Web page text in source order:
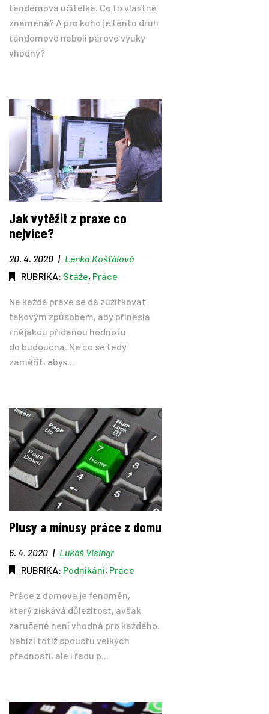
tandemová učitelka. Co to vlastně
znamená? A pro koho je tento druh
tandemové neboli párové výuky
vhodný?
Jak vytěžit z praxe co
nejvíce?
20. 4. 2020 | Lenka Košťálová
RUBRIKA: Stáže, Práce
Ne každá praxe se dá zužitkovat
takovým způsobem, aby přinesla
i nějakou přidanou hodnotu
do budoucna. Na co se tedy
zaměřit, abys...
Plusy a minusy práce z domu
6. 4. 2020 | Lukáš Visingr
RUBRIKA: Podnikání, Práce
Práce z domova je fenomén,
který získává důležitost, avšak
zaručeně není vhodná pro každého.
Nabízí totiž spoustu velkých
předností, ale i řadu p...